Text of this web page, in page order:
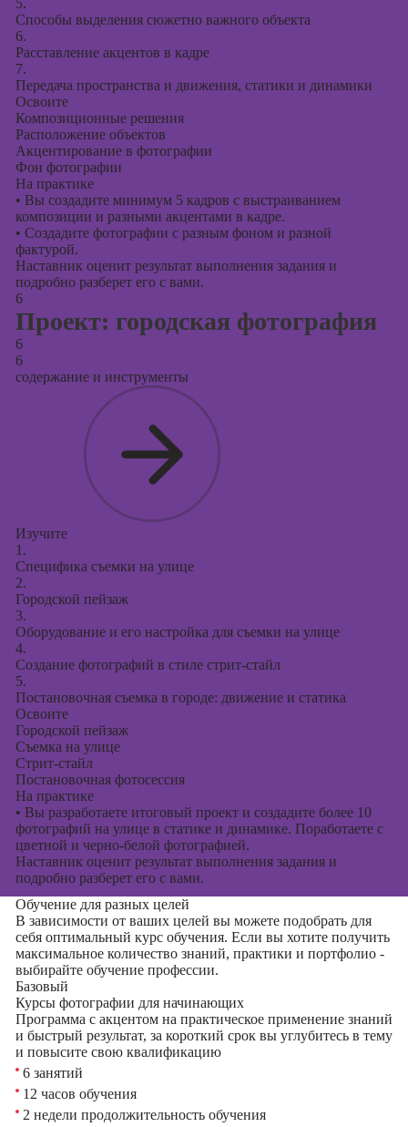
5.
Способы выделения сюжетно важного объекта
6.
Расставление акцентов в кадре
7.
Передача пространства и движения, статики и динамики
Освоите
Композиционные решения
Расположение объектов
Акцентирование в фотографии
Фон фотографии
На практике
• Вы создадите минимум 5 кадров с выстраиванием
композиции и разными акцентами в кадре.
• Создадите фотографии с разным фоном и разной
фактурой.
Наставник оценит результат выполнения задания и
подробно разберет его с вами.
6
Проект: городская фотография
6
6
содержание и инструменты
Изучите
1.
Специфика съемки на улице
2.
Городской пейзаж
3.
Оборудование и его настройка для съемки на улице
4.
Создание фотографий в стиле стрит-стайл
5.
Постановочная съемка в городе: движение и статика
Освоите
Городской пейзаж
Съемка на улице
Стрит-стайл
Постановочная фотосессия
На практике
• Вы разработаете итоговый проект и создадите более 10
фотографий на улице в статике и динамике. Поработаете с
цветной и черно-белой фотографией.
Наставник оценит результат выполнения задания и
подробно разберет его с вами.
Обучение для разных целей
В зависимости от ваших целей вы можете подобрать для
себя оптимальный курс обучения. Если вы хотите получить
максимальное количество знаний, практики и портфолио -
выбирайте обучение профессии.
Базовый
Курсы фотографии для начинающих
Программа с акцентом на практическое применение знаний
и быстрый результат, за короткий срок вы углубитесь в тему
и повысите свою квалификацию
6 занятий
12 часов обучения
2 недели продолжительность обучения